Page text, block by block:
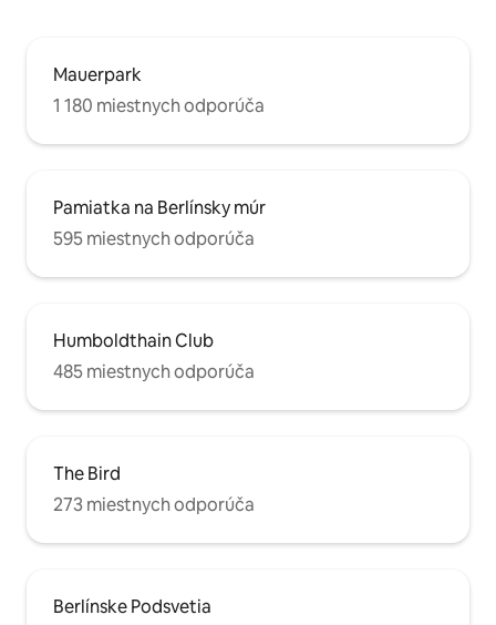
Mauerpark
1 180 miestnych odporúča
Pamiatka na Berlínsky múr
595 miestnych odporúča
Humboldthain Club
485 miestnych odporúča
The Bird
273 miestnych odporúča
Berlínske Podsvetia